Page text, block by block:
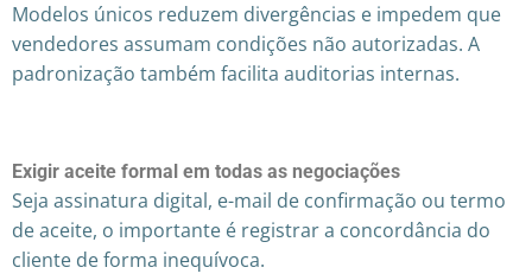
Modelos únicos reduzem divergências e impedem que
vendedores assumam condições não autorizadas. A
padronização também facilita auditorias internas.
Exigir aceite formal em todas as negociações
Seja assinatura digital, e-mail de confirmação ou termo
de aceite, o importante é registrar a concordância do
cliente de forma inequívoca.